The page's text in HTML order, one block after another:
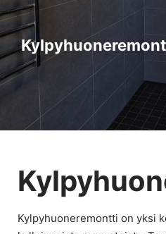
Kylpyhuoneremontti on yksi